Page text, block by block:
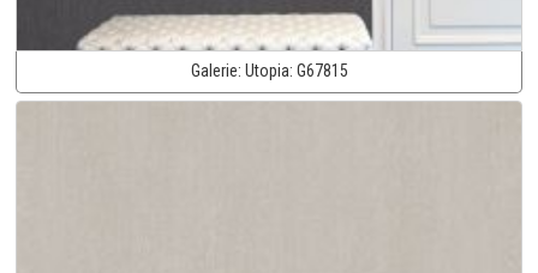
Galerie: Utopia: G67815